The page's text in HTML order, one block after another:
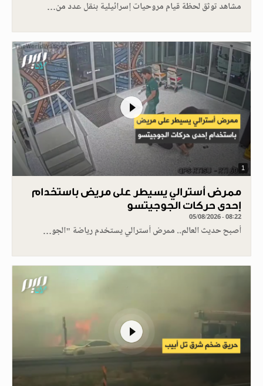
مشاهد توثق لحظة قيام مروحيات إسرائيلية بنقل عدد من…
1
ممرض أسترالي يسيطر على مريض باستخدام
إحدى حركات الجوجيتسو
05/08/2026 - 08:22
أصبح حديث العالم.. ممرض أسترالي يستخدم رياضة "الجو…